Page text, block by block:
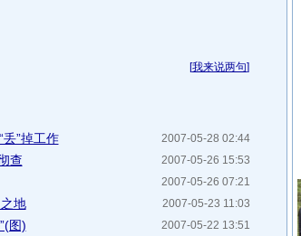
[我来说两句]
2007-05-28 02:44
”掉工作
2007-05-26 15:53
查
2007-05-26 07:21
2007-05-23 11:03
地
2007-05-22 13:51
图)